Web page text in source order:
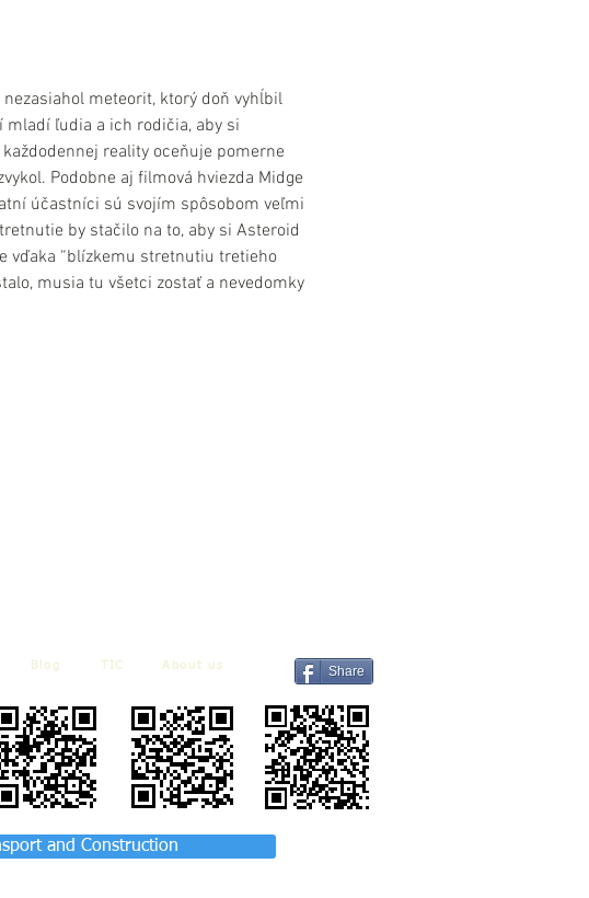
meteorit, ktorý doň vyhĺbil
mladí ľudia a ich rodičia, aby si
reality oceňuje pomerne
Podobne aj filmová hviezda Midge
účastníci sú svojím spôsobom veľmi
by stačilo na to, aby si Asteroid
vďaka “blízkemu stretnutiu tretieho
musia tu všetci zostať a nevedomky
Blog TIC About us Share
and Construction